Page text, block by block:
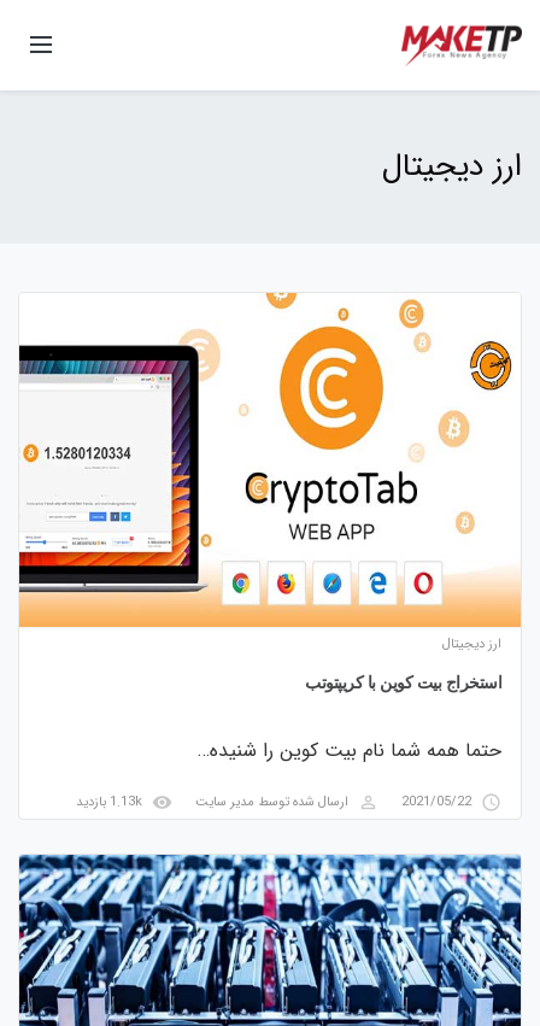
ارز دیجیتال
ارز دیجیتال
استخراج بیت کوین با کریپتوتب
حتما همه شما نام بیت کوین را شنیده…
access_time
2021/05/22
perm_identity ارسال شده توسط مدیر سایت visibility